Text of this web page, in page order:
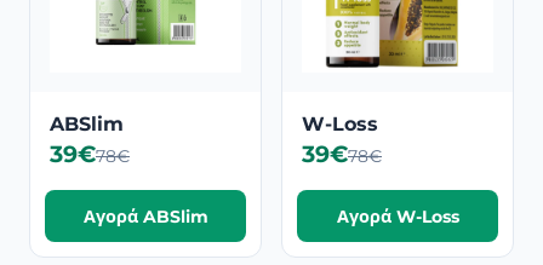
ABSlim
39€78€
Αγορά ABSlim
W-Loss
39€78€
Αγορά W-Loss